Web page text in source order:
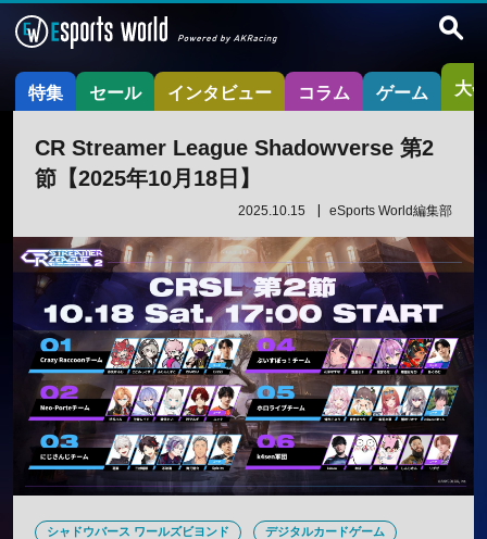
特集 セール インタビュー コラム ゲーム 大
CR Streamer League Shadowverse 第2
節【2025年10月18日】
2025.10.15 eSports World編集部
シャドウバース ワールズビヨンド デジタルカードゲーム